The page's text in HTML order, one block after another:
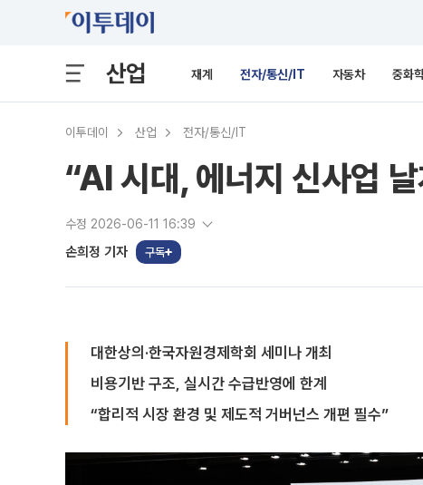
산업 재계 전자/통신/IT 자동차 중화
이투데이 산업 전자/통신/IT
“AI 시대, 에너지 신사업
수정 2026-06-11 16:39
손희정 기자 구독
대한상의·한국자원경제학회 세미나 개최
비용기반 구조, 실시간 수급반영에 한계
“합리적 시장 환경 및 제도적 거버넌스 개편 필수”